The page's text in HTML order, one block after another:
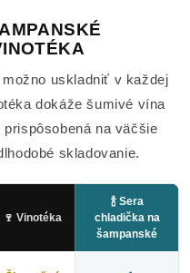
uskladniť v každej
dokáže šumivé vína
na väčšie
skladovanie.
🍷 Vinotéka
🍾 Sera
chladička na
šampanské